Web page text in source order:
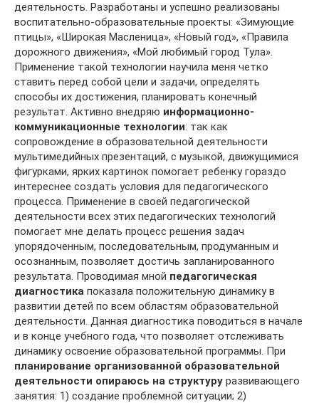
деятельность. Разработаны и успешно реализованы
воспитательно-образовательные проекты: «Зимующие
птицы», «Широкая Масленица», «Новый год», «Правила
дорожного движения», «Мой любимый город Тула».
Применение такой технологии научила меня четко
ставить перед собой цели и задачи, определять
способы их достижения, планировать конечный
результат. Активно внедряю информационно-
коммуникационные технологии: так как
сопровождение в образовательной деятельности
мультимедийных презентаций, с музыкой, движущимися
фигурками, ярких картинок помогает ребенку гораздо
интереснее создать условия для педагогического
процесса. Применение в своей педагогической
деятельности всех этих педагогических технологий
помогает мне делать процесс решения задач
упорядоченным, последовательным, продуманным и
осознанным, позволяет достичь запланированного
результата. Проводимая мной педагогическая
диагностика показала положительную динамику в
развитии детей по всем областям образовательной
деятельности. Данная диагностика поводиться в начале
и в конце учебного года, что позволяет отслеживать
динамику освоение образовательной программы. При
планирование организованной образовательной
деятельности опираюсь на структуру развивающего
занятия: 1) создание проблемной ситуации; 2)